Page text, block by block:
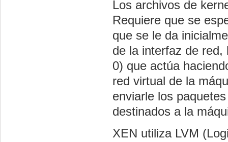
Los archivos de
Requiere que se
que se le da
de la interfaz de
0) que actúa
red virtual de la
enviarle los
destinados a la
XEN utiliza LVM